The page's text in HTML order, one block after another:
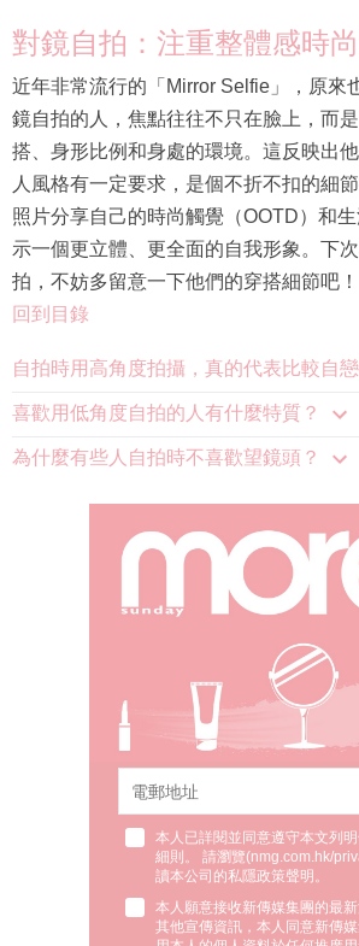
對鏡自拍：注重整體感時尚
近年非常流行的「Mirror Selfie」，原來
鏡自拍的人，焦點往往不只在臉上，而
搭、身形比例和身處的環境。這反映出
人風格有一定要求，是個不折不扣的細
照片分享自己的時尚觸覺（OOTD）和
示一個更立體、更全面的自我形象。下
拍，不妨多留意一下他們的穿搭細節吧！
回到目錄
自拍時用高角度拍攝，真的代表比較自戀
喜歡用低角度自拍的人有什麼特質？
為什麼有些人自拍時不喜歡望鏡頭？
本人已詳閱並同意遵守本文列
細則。 請瀏覽(nmg.com.hk/
讀本公司的私隱政策聲明。
本人願意接收新傳媒集團的最
其他宣傳資訊，本人同意新傳
用本人的個人資料於任何推廣用